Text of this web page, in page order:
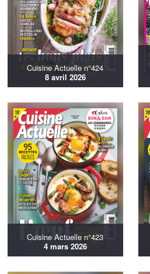
Cuisine Actuelle n°424
8 avril 2026
Cuisine Actuelle n°423
4 mars 2026